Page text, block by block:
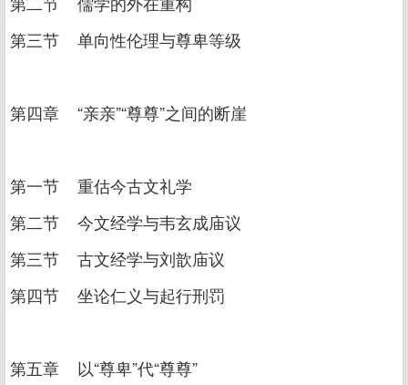
第三节 单向性伦理与尊卑等级
第四章 “亲亲”“尊尊”之间的断崖
第一节 重估今古文礼学
第二节 今文经学与韦玄成庙议
第三节 古文经学与刘歆庙议
第四节 坐论仁义与起行刑罚
第五章 以“尊卑”代“尊尊”